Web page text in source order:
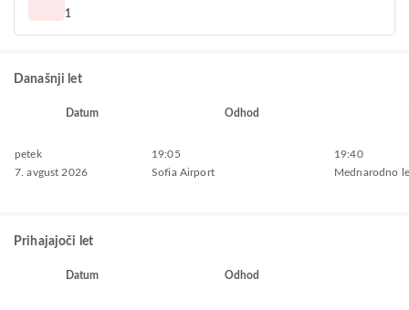
1
Današnji let
Datum Odhod
petek
7. avgust 2026
19:05
Sofia Airport
19:40
Mednarodno
Prihajajoči let
Datum Odhod